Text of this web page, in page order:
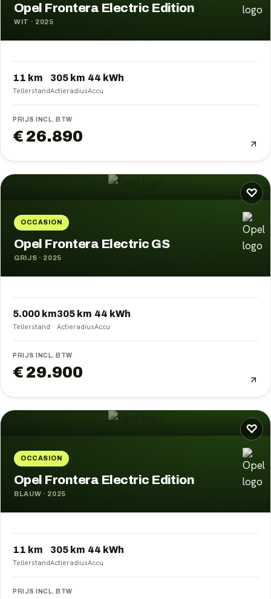
Opel Frontera Electric Edition
WIT · 2025
11 km
Tellerstand
305 km
Actieradius
44 kWh
Accu
PRIJS INCL. BTW
€ 26.890
♡
OCCASION
Opel Frontera Electric GS
GRIJS · 2025
5.000 km
Tellerstand
305 km
Actieradius
44 kWh
Accu
PRIJS INCL. BTW
€ 29.900
♡
OCCASION
Opel Frontera Electric Edition
BLAUW · 2025
11 km
Tellerstand
305 km
Actieradius
44 kWh
Accu
PRIJS INCL. BTW